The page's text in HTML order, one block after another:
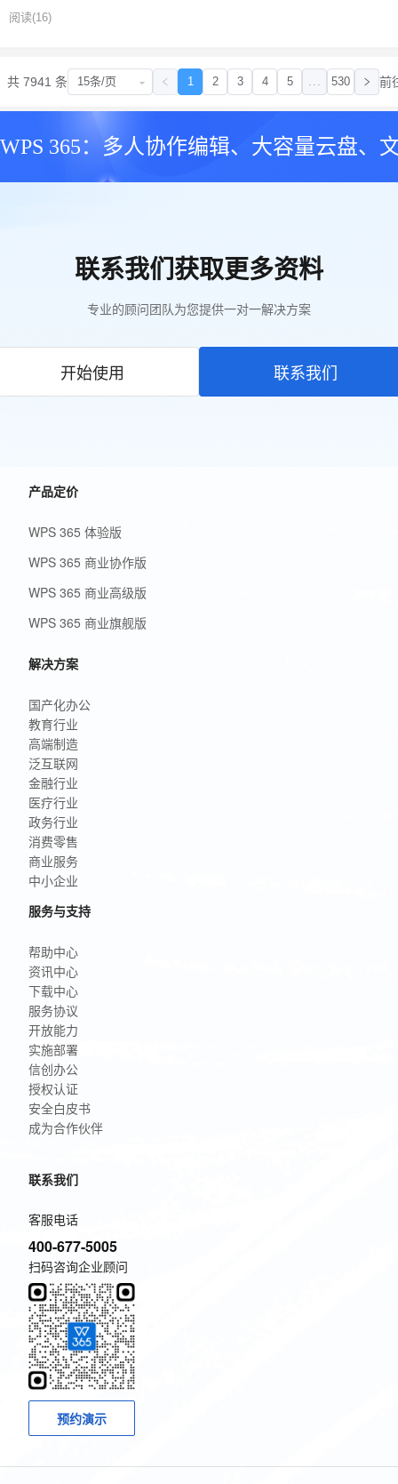
阅读(16)
共 7941 条 1 2 3 4 5 ... 530
跳
前
WPS 365：多人协作编辑、大容量云盘、
联系我们获取更多资料
专业的顾问团队为您提供一对一解决方案
开始使用 联系我们
产品定价
WPS 365 体验版
WPS 365 商业协作版
WPS 365 商业高级版
WPS 365 商业旗舰版
解决方案
国产化办公
教育行业
高端制造
泛互联网
金融行业
医疗行业
政务行业
消费零售
商业服务
中小企业
服务与支持
帮助中心
资讯中心
下载中心
服务协议
开放能力
实施部署
信创办公
授权认证
安全白皮书
成为合作伙伴
联系我们
客服电话
400-677-5005
扫码咨询企业顾问
预约演示